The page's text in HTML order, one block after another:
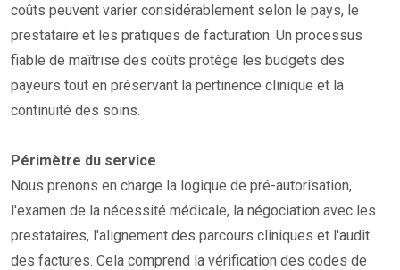
coûts peuvent varier considérablement selon le pays, le
prestataire et les pratiques de facturation. Un processus
fiable de maîtrise des coûts protège les budgets des
payeurs tout en préservant la pertinence clinique et la
continuité des soins.
Périmètre du service
Nous prenons en charge la logique de pré-autorisation,
l'examen de la nécessité médicale, la négociation avec les
prestataires, l'alignement des parcours cliniques et l'audit
des factures. Cela comprend la vérification des codes de